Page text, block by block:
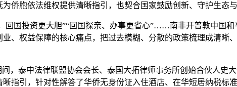
胞依法维权提供清晰指引，也契合国家鼓励创新、守护生态
国投资更大胆”“回国探亲、办事更省心”……南非开普敦中国和
、权益保障的核心痛点，把过去模糊、分散的政策梳理成清
泰中法律联盟协会会长、泰国大拓律师事务所创始合伙人史
指引，针对性解答了华侨无身份证入住酒店、在华短居纳税标